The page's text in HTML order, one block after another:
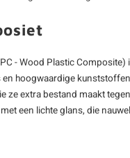
- Wood Plastic
en hoogwaardige
ze extra bestand maakt
een lichte glans, die